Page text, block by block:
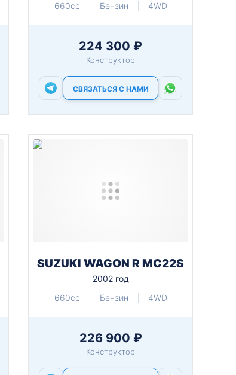
660cc
Бензин 4WD
224 300 ₽
Конструктор
СВЯЗАТЬСЯ С НАМИ
SUZUKI WAGON R MC22S
2002 год
660cc
Бензин 4WD
226 900 ₽
Конструктор